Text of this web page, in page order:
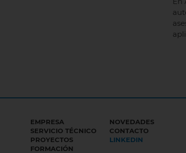
EMPRESA
SERVICIO TÉCNICO
PROYECTOS
FORMACIÓN
NOVEDADES
CONTACTO
LINKEDIN